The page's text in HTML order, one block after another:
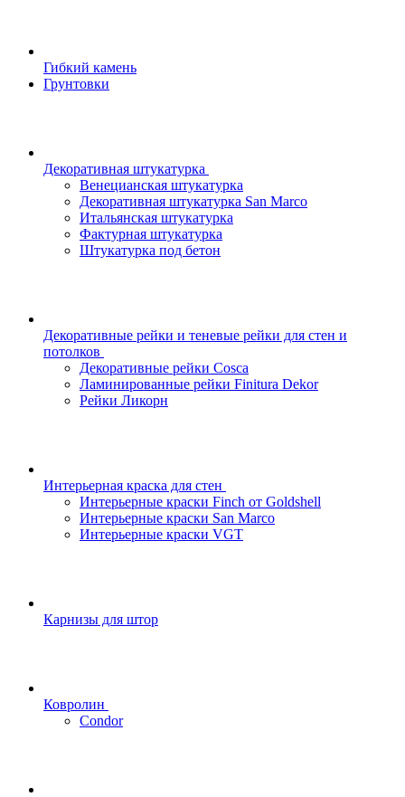
Гибкий камень
Грунтовки
Декоративная штукатурка
Венецианская штукатурка
Декоративная штукатурка San Marco
Итальянская штукатурка
Фактурная штукатурка
Штукатурка под бетон
Декоративные рейки и теневые рейки для стен и
потолков
Декоративные рейки Cosca
Ламинированные рейки Finitura Dekor
Рейки Ликорн
Интерьерная краска для стен
Интерьерные краски Finch от Goldshell
Интерьерные краски San Marco
Интерьерные краски VGT
Карнизы для штор
Ковролин
Condor